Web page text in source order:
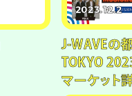
2023.12.2
J-WAVEの
TOKYO
マーケット